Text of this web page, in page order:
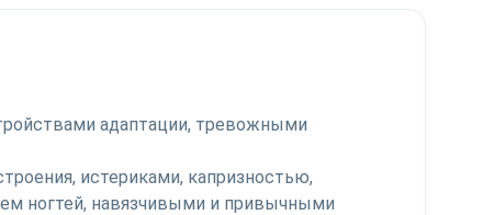
адаптации, тревожными
истериками, капризностью,
ногтей, навязчивыми и привычными